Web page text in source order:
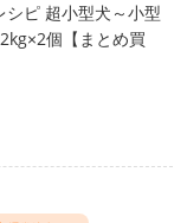
ピ 超小型犬～小型
個【まとめ買